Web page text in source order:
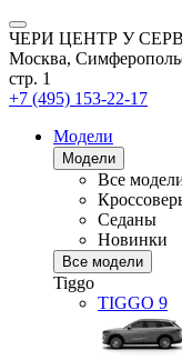
ЧЕРИ ЦЕНТР У
Москва,
стр. 1
+7 (495) 153-22-17
Модели
Модели
Все
Седаны
Новинки
Все модели
Tiggo
TIGGO 9